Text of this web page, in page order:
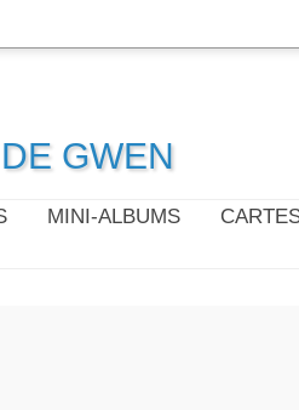
GWEN
MINI-ALBUMS